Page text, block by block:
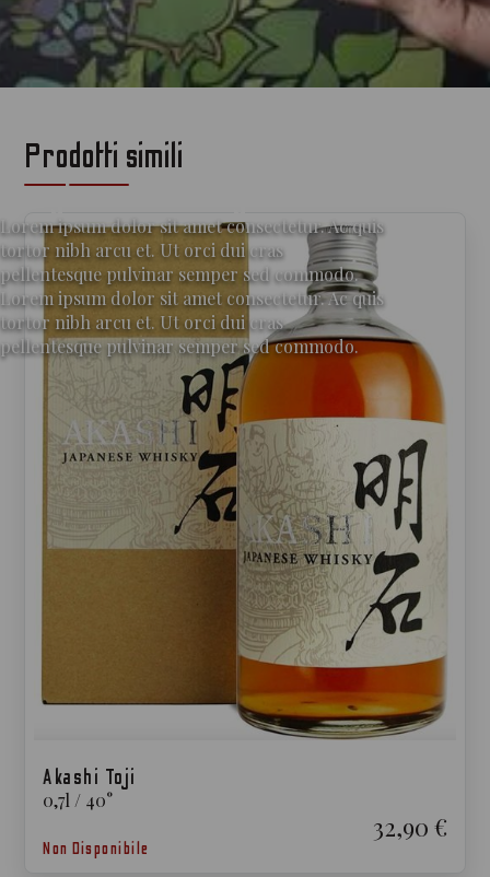
per gli amanti del gin
Lorem ipsum dolor sit amet consectetur. Ac quis
tortor nibh arcu et. Ut orci dui cras
pellentesque pulvinar semper sed commodo.
Lorem ipsum dolor sit amet consectetur. Ac quis
tortor nibh arcu et. Ut orci dui cras
pellentesque pulvinar semper sed commodo.
Prodotti simili
Akashi Toji
0,7l / 40°
32,90 €
Non Disponibile